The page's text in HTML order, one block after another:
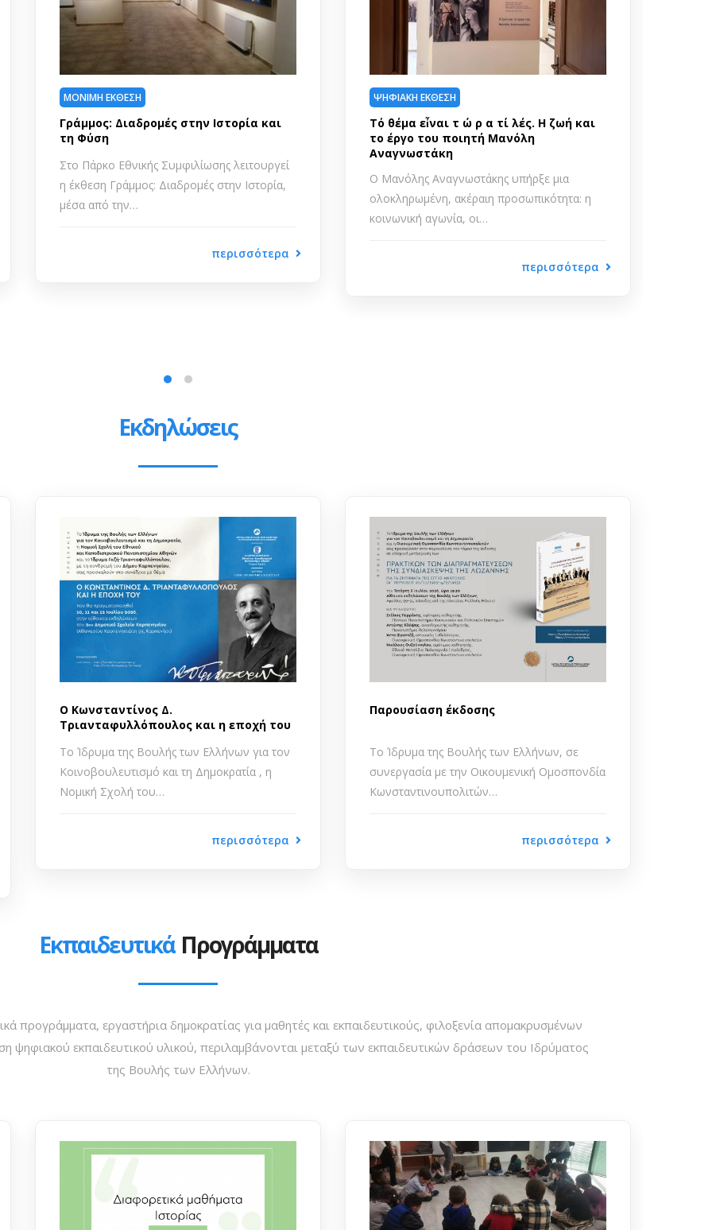
ΨΗΦΙΑΚΗ ΕΚΘΕΣΗ
Τό θέμα εἶναι τ ώ ρ α τί λές. Η ζωή και
το έργο του ποιητή Μανόλη
Ο Μανόλης Αναγνωστάκης υπήρξε μια
ολοκληρωμένη, ακέραιη προσωπικότητα: η
ΨΗΦΙΑΚΗ ΕΚΘΕΣΗ
180 χρόνια ΕΚΠΑ - Ψηφιακή Παρουσίαση
Μεγάλη ιδέα, παιδεία, ελληνικό εθνικό
κράτος, επιστημονική έρευνα, φοιτητικό
κίνημα, έννοιες που σε…
Εκδηλώσεις
Ο Κωνσταντίνος Δ.
Τριανταφυλλόπουλος και η εποχή του
Το Ίδρυμα της Βουλής των Ελλήνων για τον
Κοινοβουλευτισμό και τη Δημοκρατία , η
Νομική Σχολή του…
περισσότερα
Παρουσίαση έκδοσης
Το Ίδρυμα της Βουλής των Ελλήνων, σε
συνεργασία με την Οικουμενική Ομοσπονδία
Κωνσταντινουπολιτών…
περισσότερα
ΕκπαιδευτικάΠρογράμματα
προγράμματα, εργαστήρια δημοκρατίας για μαθητές και εκπαιδευτικούς, φιλοξενία απομακρυσμένων
ψηφιακού εκπαιδευτικού υλικού, περιλαμβάνονται μεταξύ των εκπαιδευτικών δράσεων του Ιδρύματος
της Βουλής των Ελλήνων.